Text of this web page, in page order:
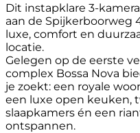
Dit instapklare 3-
aan de Spijkerboorweg
luxe, comfort en
locatie.
Gelegen op de eerste
complex Bossa Nova
je zoekt: een royale
een luxe open keuken,
slaapkamers én een
ontspannen.